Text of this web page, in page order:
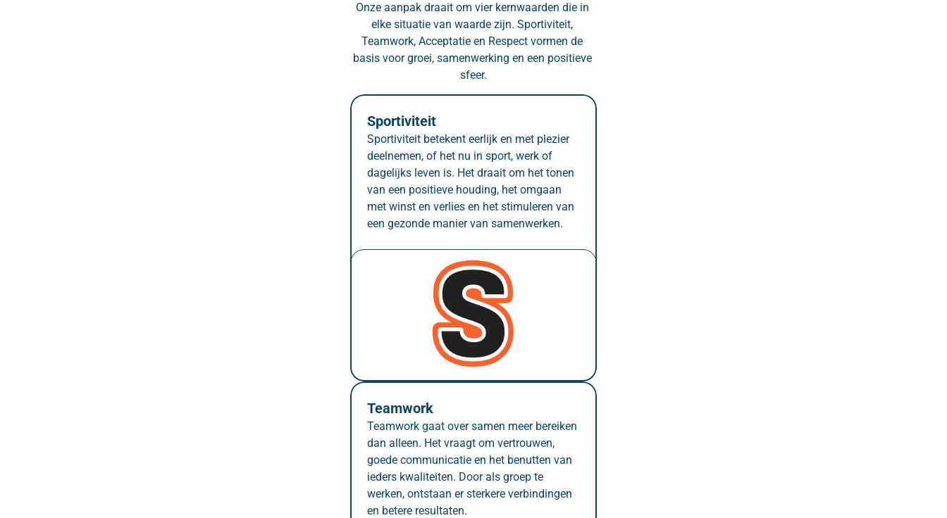
Onze aanpak draait om vier kernwaarden die in
elke situatie van waarde zijn. Sportiviteit,
Teamwork, Acceptatie en Respect vormen de
basis voor groei, samenwerking en een positieve
sfeer.
Sportiviteit
Sportiviteit betekent eerlijk en met plezier
deelnemen, of het nu in sport, werk of
dagelijks leven is. Het draait om het tonen
van een positieve houding, het omgaan
met winst en verlies en het stimuleren van
een gezonde manier van samenwerken.
Teamwork
Teamwork gaat over samen meer bereiken
dan alleen. Het vraagt om vertrouwen,
goede communicatie en het benutten van
ieders kwaliteiten. Door als groep te
werken, ontstaan er sterkere verbindingen
en betere resultaten.